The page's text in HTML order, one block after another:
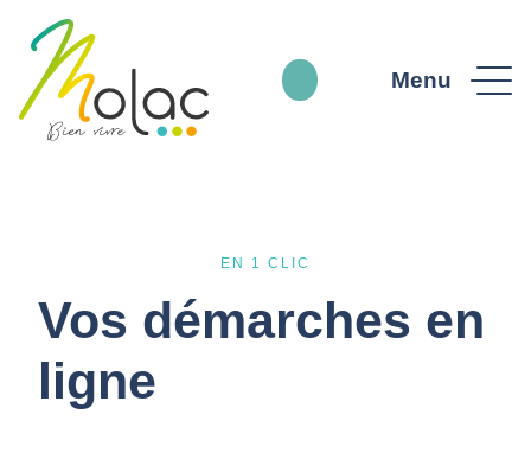
Menu
EN 1 CLIC
Vos démarches en
ligne